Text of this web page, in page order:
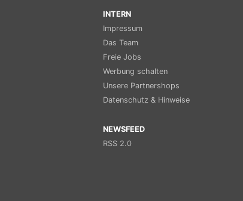
INTERN
Impressum
Das Team
Freie Jobs
Werbung schalten
Unsere Partnershops
Datenschutz & Hinweise
NEWSFEED
RSS 2.0